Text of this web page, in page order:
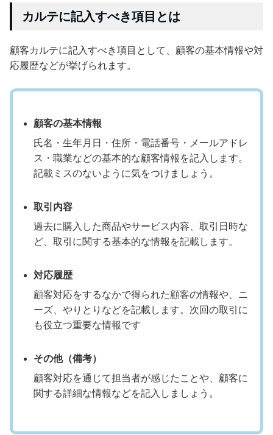
カルテに記入すべき項目とは
顧客カルテに記入すべき項目として、顧客の基本情報や対
応履歴などが挙げられます。
顧客の基本情報
氏名・生年月日・住所・電話番号・メールアドレ
ス・職業などの基本的な顧客情報を記入します。
記載ミスのないように気をつけましょう。
取引内容
過去に購入した商品やサービス内容、取引日時な
ど、取引に関する基本的な情報を記載します。
対応履歴
顧客対応をするなかで得られた顧客の情報や、ニ
ーズ、やりとりなどを記載します。次回の取引に
も役立つ重要な情報です
その他（備考）
顧客対応を通じて担当者が感じたことや、顧客に
関する詳細な情報などを記入しましょう。